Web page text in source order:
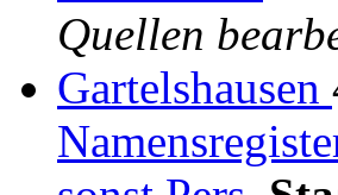
Quellen
Gartelshausen